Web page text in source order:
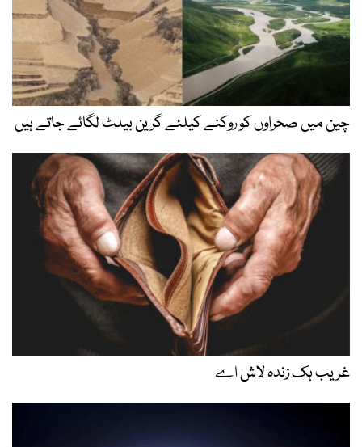
چین میں صحراوں کو روکنے کیلئے گرین بیلٹ لگائے جاتے ہیں
غریب ہک زندہ لاش اے